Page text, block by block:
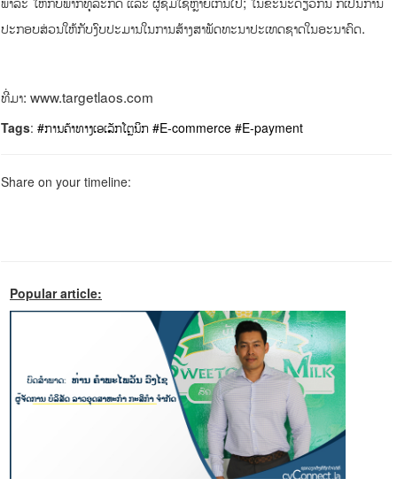
ປະກອບສ່ວນໃຫ້ກັບງົບປະມານໃນການສ້າງສາພັດທະນາປະເທດຊາດໃນອະນາຄົດ.
ທີ່ມາ: www.targetlaos.com
Tags: #ການຄ້າທາງເອເລັກໂຕຼນິກ #E-commerce #E-payment
Share on your timeline:
Popular article: